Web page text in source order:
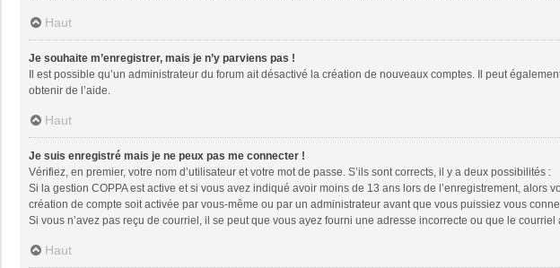
Haut
Je souhaite m’enregistrer, mais je n’y parviens pas !
Il est possible qu’un administrateur du forum ait désactivé la création de nouveaux comptes. Il peut
obtenir de l’aide.
Haut
Je suis enregistré mais je ne peux pas me connecter !
Vérifiez, en premier, votre nom d’utilisateur et votre mot de passe. S’ils sont corrects, il y a deux possibilités :
Si la gestion COPPA est active et si vous avez indiqué avoir moins de 13 ans lors de l’enregistrement,
création de compte soit activée par vous-même ou par un administrateur avant que vous puissiez vous
Si vous n’avez pas reçu de courriel, il se peut que vous ayez fourni une adresse incorrecte ou que le
Haut